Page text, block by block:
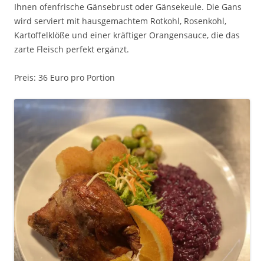
Ihnen ofenfrische Gänsebrust oder Gänsekeule. Die Gans
wird serviert mit hausgemachtem Rotkohl, Rosenkohl,
Kartoffelklöße und einer kräftiger Orangensauce, die das
zarte Fleisch perfekt ergänzt.
Preis: 36 Euro pro Portion